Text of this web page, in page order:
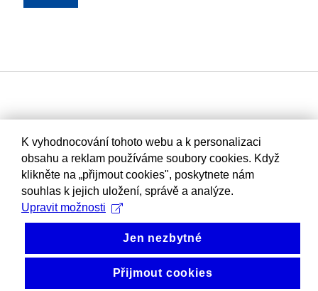
K vyhodnocování tohoto webu a k personalizaci
obsahu a reklam používáme soubory cookies. Když
klikněte na „přijmout cookies", poskytnete nám
souhlas k jejich uložení, správě a analýze.
Upravit možnosti
Jen nezbytné
Přijmout cookies